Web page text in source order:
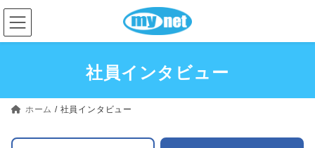
コ
ン
ナ
ビ
社員インタビュー
ホーム / 社員インタビュー